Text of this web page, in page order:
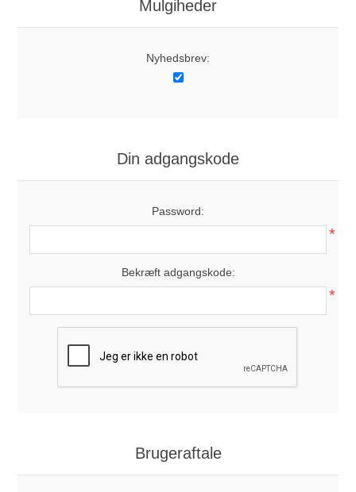
Mulgiheder
Nyhedsbrev:
Din adgangskode
Password:
*
Bekræft adgangskode:
*
Brugeraftale